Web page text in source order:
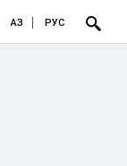
ҚАЗ РУС